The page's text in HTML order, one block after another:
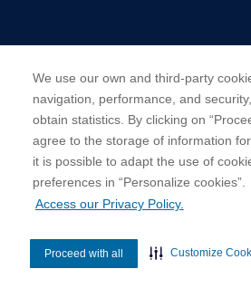
We use our own and third-party
navigation, performance, and
obtain statistics. By clicking on
agree to the storage of information
it is possible to adapt the use of
preferences in “Personalize cookies”.
Access our Privacy Policy.
Proceed with all Customize